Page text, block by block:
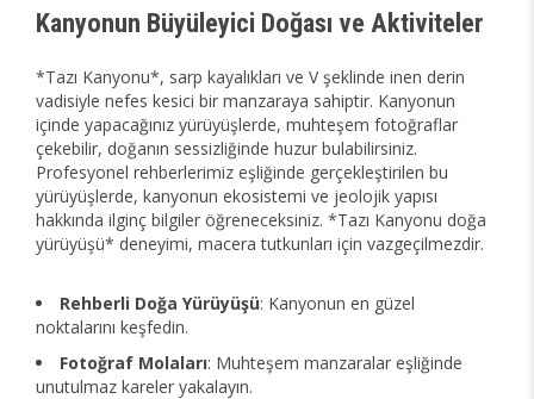
Kanyonun Büyüleyici Doğası ve Aktiviteler
*Tazı Kanyonu*, sarp kayalıkları ve V şeklinde inen derin
vadisiyle nefes kesici bir manzaraya sahiptir. Kanyonun
içinde yapacağınız yürüyüşlerde, muhteşem fotoğraflar
çekebilir, doğanın sessizliğinde huzur bulabilirsiniz.
Profesyonel rehberlerimiz eşliğinde gerçekleştirilen bu
yürüyüşlerde, kanyonun ekosistemi ve jeolojik yapısı
hakkında ilginç bilgiler öğreneceksiniz. *Tazı Kanyonu doğa
yürüyüşü* deneyimi, macera tutkunları için vazgeçilmezdir.
Rehberli Doğa Yürüyüşü: Kanyonun en güzel
noktalarını keşfedin.
Fotoğraf Molaları: Muhteşem manzaralar eşliğinde
unutulmaz kareler yakalayın.